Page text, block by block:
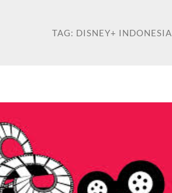
TAG: DISNEY+ INDONESIA